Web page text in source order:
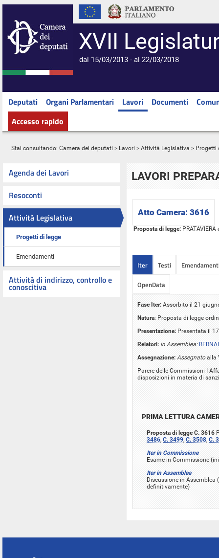
XVII
dal 15/03/2013 - al 22/03/2018
Deputati Organi Parlamentari Lavori Documenti
Accesso rapido
Stai consultando: Camera dei deputati > Lavori > Attività Legislativa > Progetti
Agenda dei Lavori
Resoconti
Attività Legislativa
Progetti di legge
Emendamenti
Attività di indirizzo, controllo e
conoscitiva
LAVORI
Atto Camera: 3616
Proposta di legge:
Iter Testi
OpenData
Fase Iter: Assorbito il 21
Natura: Proposta di legge
Presentazione: Presentata il
Relatori: in Assemblea:
Assegnazione: Assegnatoalla
Parere delle Commissioni I
disposizioni in materia di
PRIMA LETTURA
Proposta di legge C. 3616
3486, C. 3499, C. 3508, C.
Iter in Commissione
Esame in Commissione
Iter in Assemblea
Discussione in
definitivamente)